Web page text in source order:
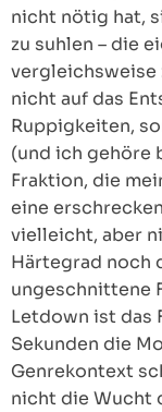
nicht nötig hat,
zu suhlen – die
vergleichsweise
nicht auf das
Ruppigkeiten,
(und ich gehöre
Fraktion, die
eine
vielleicht, aber
Härtegrad noch
ungeschnittene
Letdown ist das
Sekunden die
Genrekontext
nicht die Wucht